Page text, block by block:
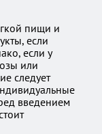
пищи и
если
если у
или
следует
введением